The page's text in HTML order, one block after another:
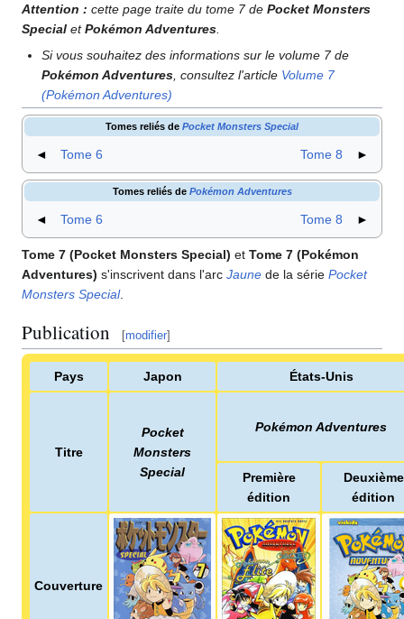
Attention : cette page traite du tome 7 de Pocket Monsters
Special etPokémon Adventures
Si vous souhaitez des informations sur le volume 7 de
Pokémon Adventures , consultez l'article Volume 7
(Pokémon Adventures)
Tomes reliés de Pocket Monsters Special
◄ Tome 6 Tome 8 ►
Tomes reliés de Pokémon Adventures
◄ Tome 6 Tome 8 ►
Tome 7 (Pocket Monsters Special) et Tome 7 (Pokémon
Adventures) s'inscrivent dans l'arc Jaune de la série Pocket
Monsters Special.
Publication [modifier]
Pays Japon États-Unis
Titre
Pocket
Monsters
Special
Pokémon Adventures
Première
édition
Deuxième
édition
Couverture